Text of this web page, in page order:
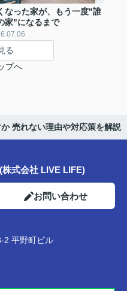
なった家が、もう一度"誰
家"になるまで
る
プへ
売れない理由や対応策を解説
式会社 LIVE LIFE)
お問い合わせ
2 平野町ビル